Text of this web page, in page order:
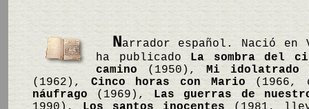
Narrador español. Nació en
ha publicado La sombra del
camino (1950),Mi
(1962),Cinco horas con Mario(1966,
náufrago(1969),Las guerras de